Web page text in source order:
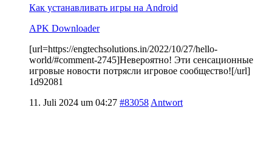
Как устанавливать игры на Android
APK Downloader
[url=https://engtechsolutions.in/2022/10/27/hello-
world/#comment-2745]Невероятно! Эти сенсационные
игровые новости потрясли игровое сообщество![/url]
1d92081
11. Juli 2024 um 04:27 #83058 Antwort